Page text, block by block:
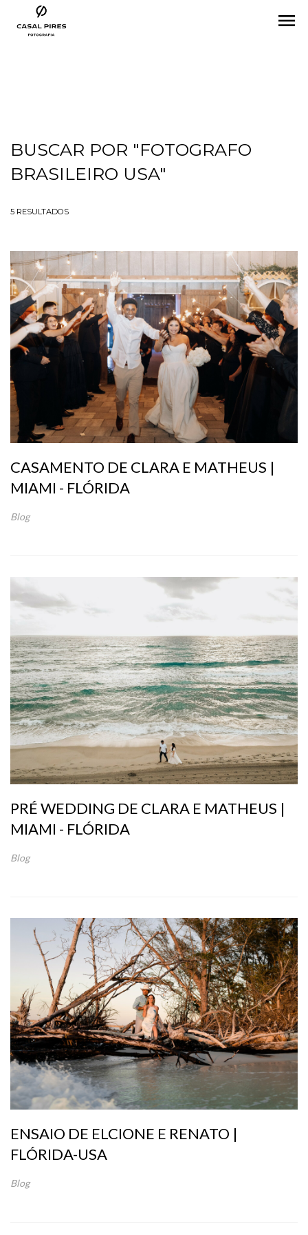
menu
BUSCAR POR "FOTOGRAFO
BRASILEIRO USA"
5 RESULTADOS
CASAMENTO DE CLARA E MATHEUS |
MIAMI - FLÓRIDA
Blog
PRÉ WEDDING DE CLARA E MATHEUS |
MIAMI - FLÓRIDA
Blog
ENSAIO DE ELCIONE E RENATO |
FLÓRIDA-USA
Blog